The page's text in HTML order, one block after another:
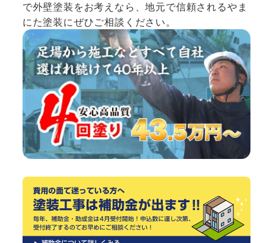
で外壁塗装をお考えなら、地元で信頼されるやま
にた塗装にぜひご相談ください。